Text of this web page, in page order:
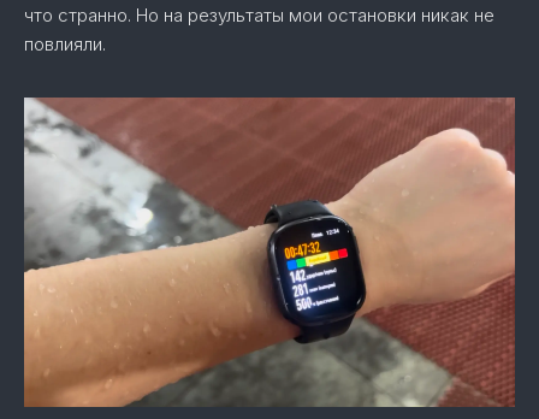
что странно. Но на результаты мои остановки никак не
повлияли.